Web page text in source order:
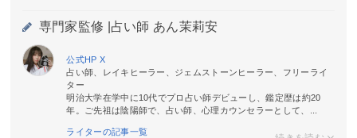
専門家監修 | 占い師 あん茉莉安
公式HP X
占い師、レイキヒーラー、ジェムストーンヒーラー、フリーライ
ター
明治大学在学中に10代でプロ占い師デビューし、鑑定歴は約20
年。ご先祖は陰陽師で、占い師、心理カウンセラーとして、...
ライターの記事一覧